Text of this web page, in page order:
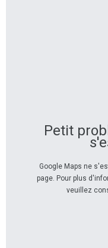
Petit
Google Maps ne
page. Pour plus
veuillez